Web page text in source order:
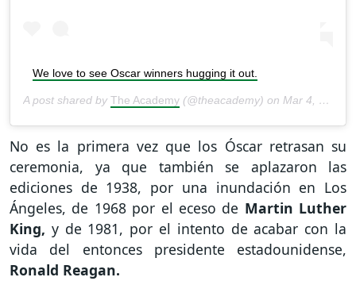
We love to see Oscar winners hugging it out.
A post shared by The Academy (@theacademy) on Mar 4, 2020 at 9:45am PST
No es la primera vez que los Óscar retrasan su
ceremonia, ya que también se aplazaron las
ediciones de 1938, por una inundación en Los
Ángeles, de 1968 por el eceso de Martin Luther
King, y de 1981, por el intento de acabar con la
vida del entonces presidente estadounidense,
Ronald Reagan.